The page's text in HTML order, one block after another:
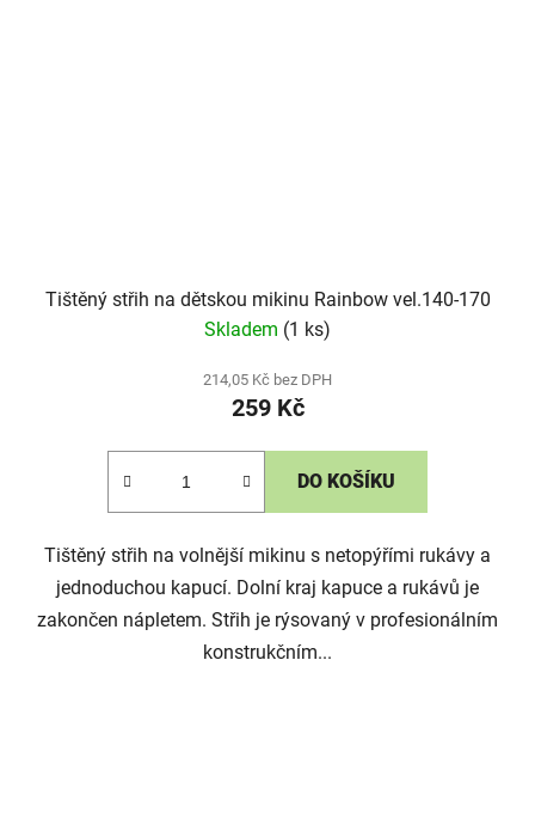
Tištěný střih na dětskou mikinu Rainbow vel.140-170
Skladem (1 ks)
214,05 Kč bez DPH
259 Kč
DO KOŠÍKU
Tištěný střih na volnější mikinu s netopýřími rukávy a
jednoduchou kapucí. Dolní kraj kapuce a rukávů je
zakončen nápletem. Střih je rýsovaný v profesionálním
konstrukčním...